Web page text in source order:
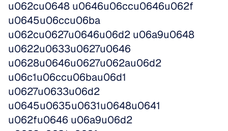
u062cu0648 u0646u06ccu0646u062f
u0645u06ccu06ba
u062cu0627u0646u06d2 u06a9u0648
u0622u0633u0627u0646
u0628u0646u0627u062au06d2
u06c1u06ccu06bau06d1
u0627u0633u06d2
u0645u0635u0631u0648u0641
u062fu0646 u06a9u06d2